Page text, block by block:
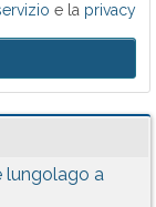
e la privacy
lungolago a